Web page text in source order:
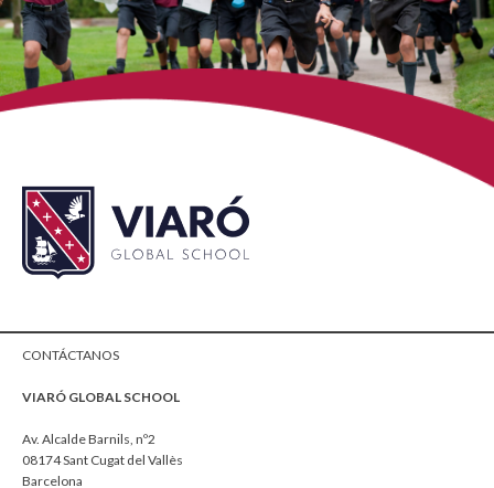
CONTÁCTANOS
VIARÓ GLOBAL SCHOOL
Av. Alcalde Barnils, nº2
08174 Sant Cugat del Vallès
Barcelona